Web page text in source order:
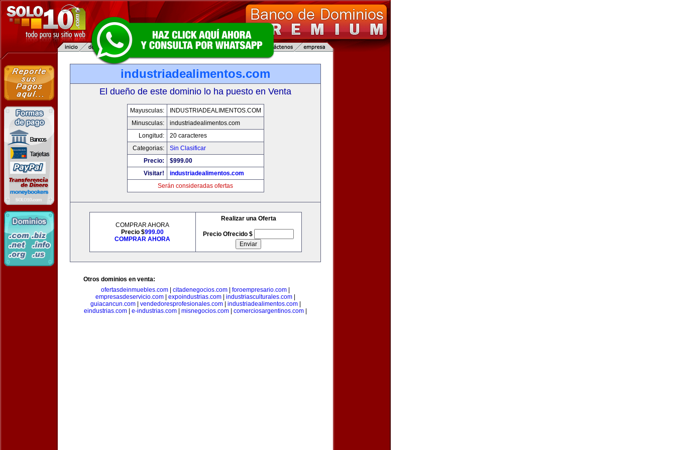
industriadealimentos.com
El dueño de este dominio lo ha puesto en Venta
Mayusculas:
INDUSTRIADEALIMENTOS.COM
Minusculas:
industriadealimentos.com
Longitud:
20 caracteres
Categorias:
Sin Clasificar
Precio:
$999.00
Visitar!
industriadealimentos.com
Serán consideradas ofertas
COMPRAR AHORA
Precio $999.00
COMPRAR AHORA
Realizar una Oferta
Precio Ofrecido $
Otros dominios en venta:
ofertasdeinmuebles.com
citadenegocios.com foroempresario.com
empresasdeservicio.com
expoindustrias.com industriasculturales.com
guiacancun.com| vendedoresprofesionales.com| industriadealimentos.com|
eindustrias.com
e-industrias.com misnegocios.com comerciosargentinos.com